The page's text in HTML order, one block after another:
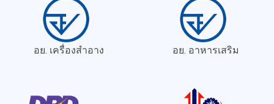
อย. เครื่องสำอาง อย. อาหารเสริม